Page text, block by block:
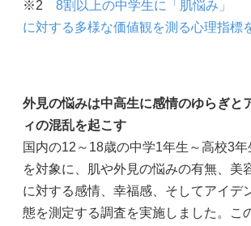
※2 8割以上の中学生に「肌悩み」
に対する多様な価値観を測る心理指標
外見の悩みは中高生に感情のゆらぎと
ィの混乱を起こす
国内の12～18歳の中学1年生～高校3
を対象に、肌や外見の悩みの有無、美
に対する感情、幸福感、そしてアイデ
態を測定する調査を実施しました。こ